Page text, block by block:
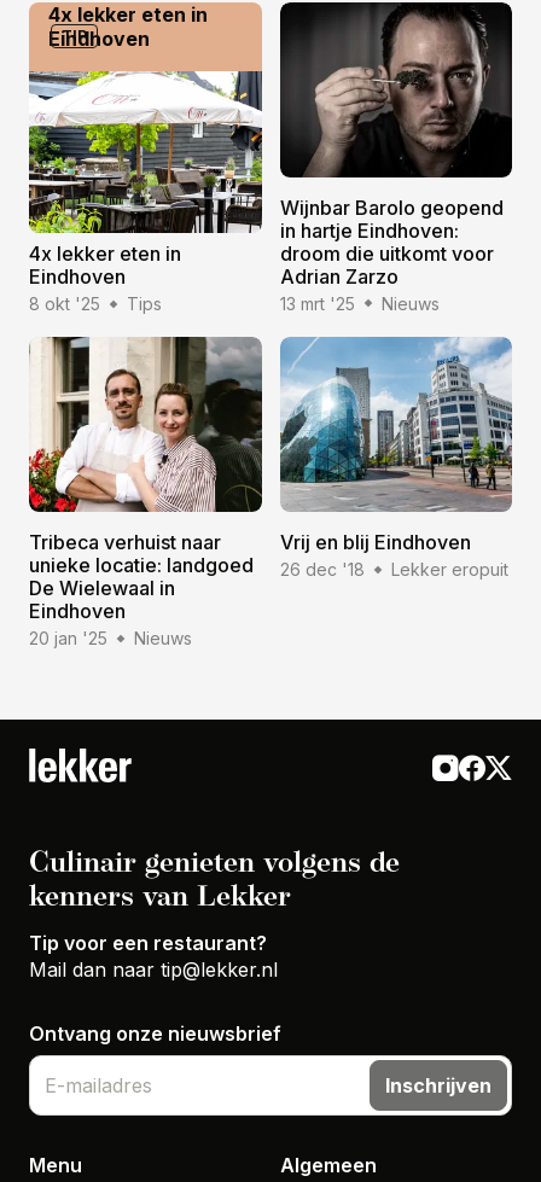
TIP
4x lekker eten in
Eindhoven
4x lekker eten in
Eindhoven
8 okt '25 Tips
Wijnbar Barolo geopend
in hartje Eindhoven:
droom die uitkomt voor
Adrian Zarzo
13 mrt '25 Nieuws
Tribeca verhuist naar
unieke locatie: landgoed
De Wielewaal in
Eindhoven
20 jan '25 Nieuws
Vrij en blij Eindhoven
26 dec '18 Lekker eropuit
Culinair genieten volgens de
kenners van Lekker
Tip voor een restaurant?
Mail dan naar tip@lekker.nl
Ontvang onze nieuwsbrief
Inschrijven
Menu Algemeen